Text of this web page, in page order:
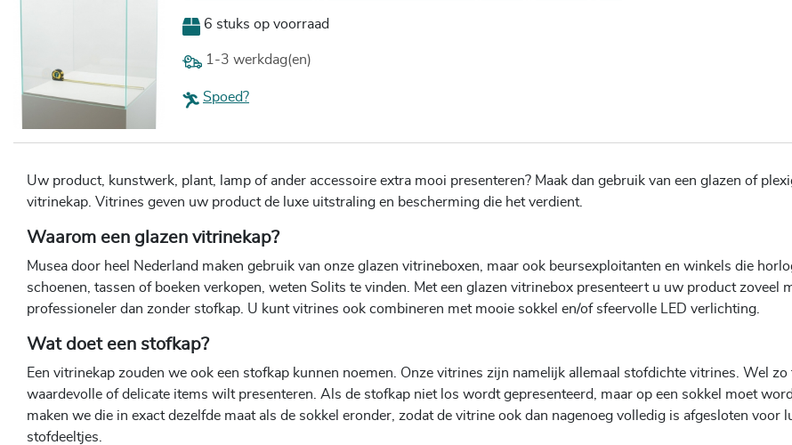
6 stuks op voorraad
1-3 werkdag(en)
Spoed?
Uw product, kunstwerk, plant, lamp of ander accessoire extra mooi presenteren? Maak dan gebruik van een glazen of
vitrinekap. Vitrines geven uw product de luxe uitstraling en bescherming die het verdient.
Waarom een glazen vitrinekap?
Musea door heel Nederland maken gebruik van onze glazen vitrineboxen, maar ook beursexploitanten en winkels die
schoenen, tassen of boeken verkopen, weten Solits te vinden. Met een glazen vitrinebox presenteert u uw product zoveel
professioneler dan zonder stofkap. U kunt vitrines ook combineren met mooie sokkel en/of sfeervolle LED verlichting.
Wat doet een stofkap?
Een vitrinekap zouden we ook een stofkap kunnen noemen. Onze vitrines zijn namelijk allemaal stofdichte vitrines. Wel zo
waardevolle of delicate items wilt presenteren. Als de stofkap niet los wordt gepresenteerd, maar op een sokkel moet
maken we die in exact dezelfde maat als de sokkel eronder, zodat de vitrine ook dan nagenoeg volledig is afgesloten voor
stofdeeltjes.